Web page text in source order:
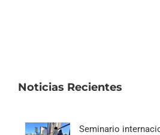
Noticias Recientes
Seminario